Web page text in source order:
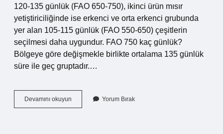
120-135 günlük (FAO 650-750), ikinci ürün mısır
yetiştiriciliğinde ise erkenci ve orta erkenci grubunda
yer alan 105-115 günlük (FAO 550-650) çeşitlerin
seçilmesi daha uygundur. FAO 750 kaç günlük?
Bölgeye göre değişmekle birlikte ortalama 135 günlük
süre ile geç gruptadır.…
Devamını okuyun
500
Yorum Bırak